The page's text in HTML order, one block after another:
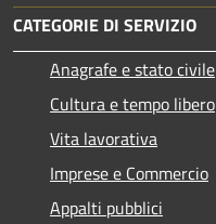
CATEGORIE DI SERVIZIO
Anagrafe e stato civile
Cultura e tempo libero
Vita lavorativa
Imprese e Commercio
Appalti pubblici